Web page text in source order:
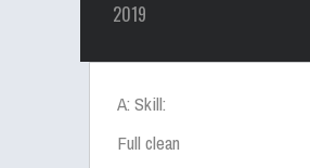
2019
A: Skill:
Full clean